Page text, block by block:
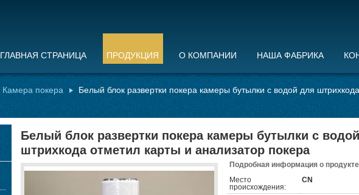
ГЛАВНАЯ СТРАНИЦА ПРОДУКЦИЯ О КОМПАНИИ НАША ФАБРИКА
Камера покера
Белый блок развертки покера камеры бутылки с водой для
Белый блок развертки покера камеры бутылки с
штрихкода отметил карты и анализатор покера
Подробная информация о
Место
происхождения:
CN